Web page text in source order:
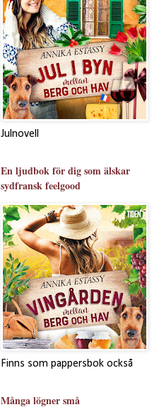
Julnovell
En ljudbok för dig som älskar
sydfransk feelgood
Finns som pappersbok också
Många lögner små